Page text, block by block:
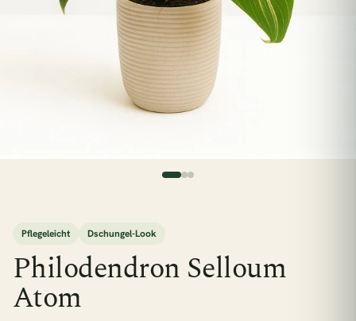
Pflegeleicht Dschungel-Look
Philodendron Selloum
Atom